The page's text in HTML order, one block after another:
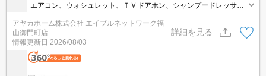
エアコン、ウォシュレット、ＴＶドアホン、シャンプードレッサ
ー、浴室乾燥機能、追い炊き機能付バス完備。敷地内、専用ごみ置
場有ります。
アヤカホーム株式会社 エイブルネットワーク福
山御門町店
情報更新日 2026/08/03
詳細を見る